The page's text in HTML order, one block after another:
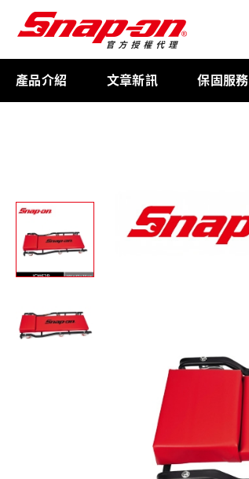
產品介紹
扭力扳手
美國藍點 Blue-Point
文章新訊 保固服務